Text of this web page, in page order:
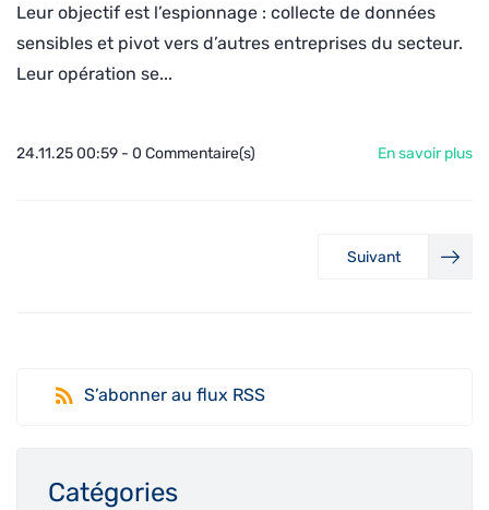
Leur objectif est l’espionnage : collecte de données
sensibles et pivot vers d’autres entreprises du secteur.
Leur opération se...
24.11.25 00:59 - 0 Commentaire(s) En savoir plus
Suivant
S’abonner au flux RSS
Catégories